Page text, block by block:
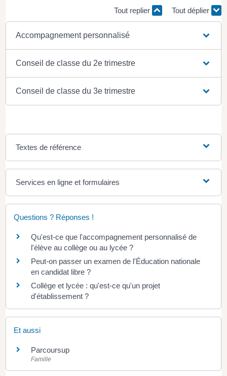
Tout replier Tout déplier
Accompagnement personnalisé
Conseil de classe du 2e trimestre
Conseil de classe du 3e trimestre
Textes de référence
Services en ligne et formulaires
Questions ? Réponses !
Qu'est-ce que l'accompagnement personnalisé de
l'élève au collège ou au lycée ?
Peut-on passer un examen de l'Éducation nationale
en candidat libre ?
Collège et lycée : qu'est-ce qu'un projet
d'établissement ?
Et aussi
Parcoursup
Famille